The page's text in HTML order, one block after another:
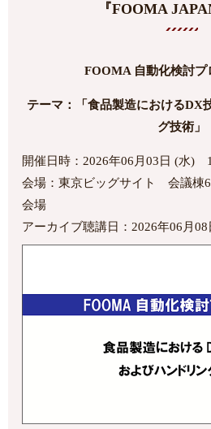
『FOOMA
FOOMA 自動化検討プ
テーマ：「食品製造におけるDX
グ技術」
開催日時：2026年06月03日 (水)
会場：東京ビッグサイト 会議棟
会場
アーカイブ聴講日：2026年06月08